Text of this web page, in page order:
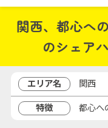
関西、都心へ
のシェア
エリア名
関西
特徴
都心へ